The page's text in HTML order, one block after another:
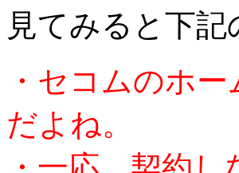
見てみると下
・セコムのホ
だよね。